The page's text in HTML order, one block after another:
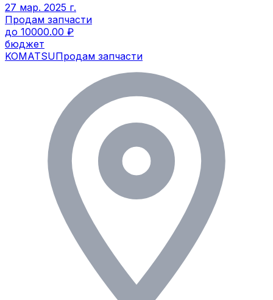
27 мар. 2025 г.
Продам запчасти
до 10000.00 ₽
бюджет
KOMATSUПродам запчасти